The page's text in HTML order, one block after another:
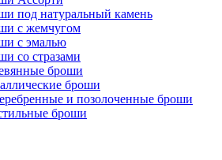
под натуральный камень
с жемчугом
с эмалью
со стразами
броши
броши
и позолоченные броши
броши